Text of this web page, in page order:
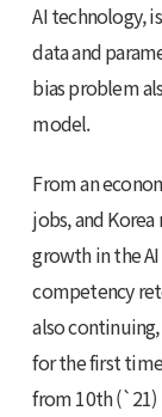
AI technology,
data and
bias problem
model.
From an
jobs, and
growth in the
competency
also
for the first time
from 10th